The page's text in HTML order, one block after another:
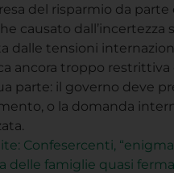
del risparmio da parte
causato dall’incertezza
dalle tensioni
ancora troppo restrittiva
parte: il governo deve
o la domanda
Confesercenti, “enigma
delle famiglie quasi ferma